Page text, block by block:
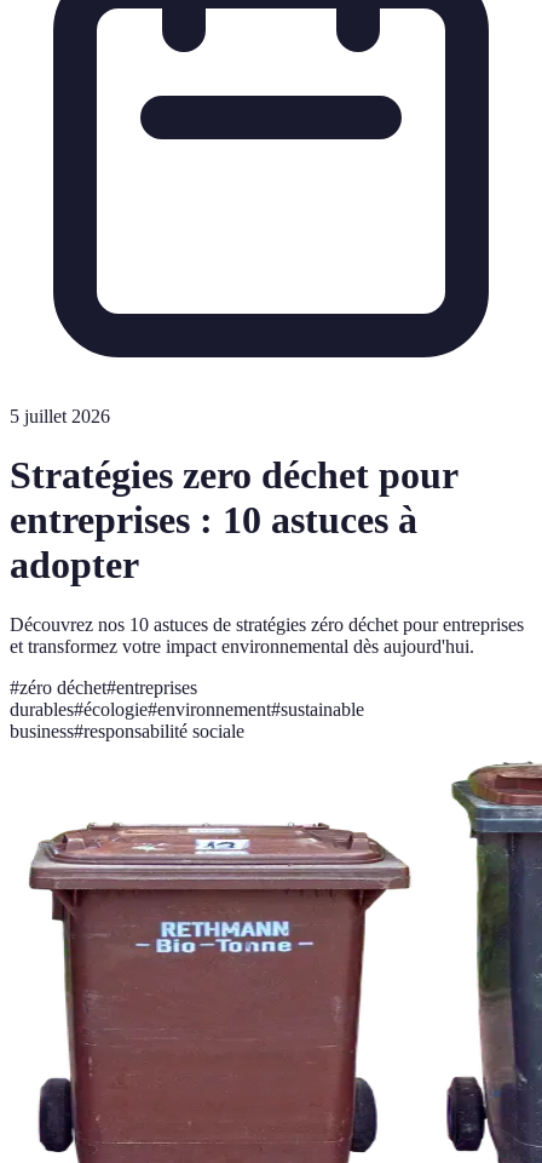
5 juillet 2026
Stratégies zero déchet pour
entreprises : 10 astuces à
adopter
Découvrez nos 10 astuces de stratégies zéro déchet pour entreprises
et transformez votre impact environnemental dès aujourd'hui.
#zéro déchet#entreprises
durables#écologie#environnement#sustainable
business#responsabilité sociale